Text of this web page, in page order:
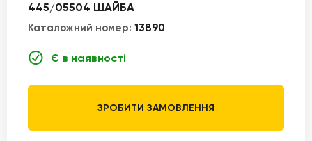
445/05504 ШАЙБА
Каталожний номер: 13890
Є в наявності
ЗРОБИТИ ЗАМОВЛЕННЯ